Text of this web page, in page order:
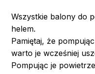
Wszystkie balony do
helem.
Pamiętaj, że
warto je wcześniej
Pompując je